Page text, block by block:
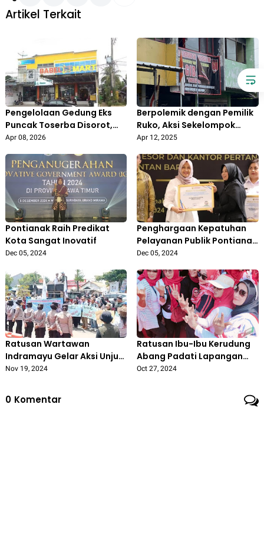
Artikel Terkait
Pengelolaan Gedung Eks
Puncak Toserba Disorot,
DPRD Pertanyakan Aspek
Aset Daerah
Apr 08, 2026
Berpolemik dengan Pemilik
Ruko, Aksi Sekelompok
Oknum Ormas GIBAS Buat
Resah
Apr 12, 2025
Pontianak Raih Predikat
Kota Sangat Inovatif
Dec 05, 2024
Penghargaan Kepatuhan
Pelayanan Publik Pontianak
Tertinggi ke-27 se-
Dec 05, 2024
Ratusan Wartawan
Indramayu Gelar Aksi Unjuk
Rasa dan Boikot
Nov 19, 2024
Ratusan Ibu-Ibu Kerudung
Abang Padati Lapangan
Janggleng 'Nina Lanjutkan
Oct 27, 2024
0 Komentar